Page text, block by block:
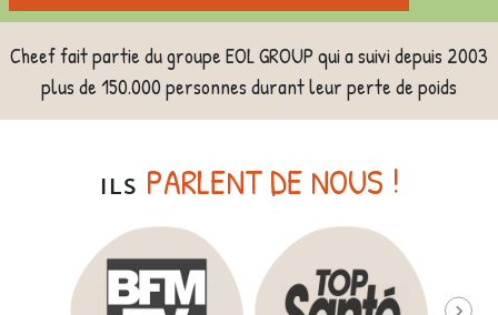
Cheef fait partie du groupe EOL GROUP qui a suivi depuis 2003
plus de 150.000 personnes durant leur perte de poids
ILS PARLENT DE NOUS !